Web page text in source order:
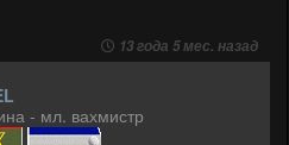
13 года 5 мес. назад
- мл. вахмистр